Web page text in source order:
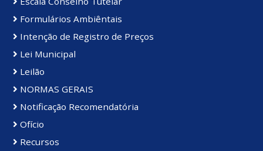
Formulários Ambiêntais
Intenção de Registro de Preços
Lei Municipal
Leilão
NORMAS GERAIS
Notificação Recomendatória
Ofício
Recursos